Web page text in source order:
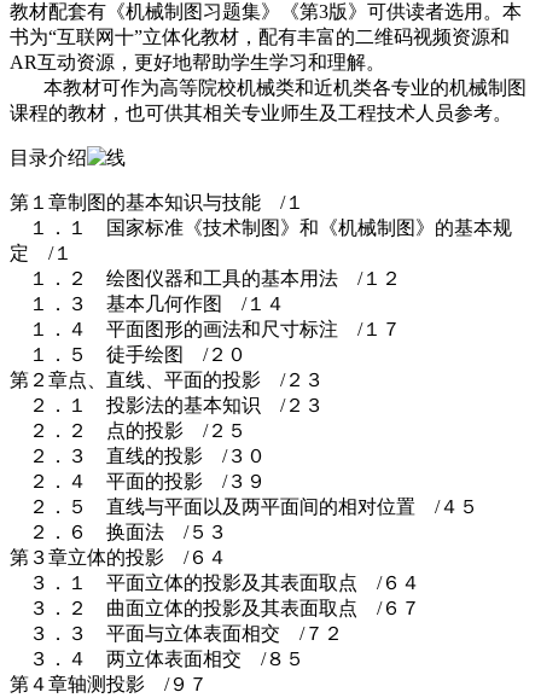
教材配套有《机械制图习题集》《第3版》可供读者选用。本
书为“互联网十”立体化教材，配有丰富的二维码视频资源和
AR互动资源，更好地帮助学生学习和理解。
本教材可作为高等院校机械类和近机类各专业的机械制图
课程的教材，也可供其相关专业师生及工程技术人员参考。
目录介绍
第１章制图的基本知识与技能 /１
１．１ 国家标准《技术制图》和《机械制图》的基本规
定 /１
１．２ 绘图仪器和工具的基本用法 /１２
１．３ 基本几何作图 /１４
１．４ 平面图形的画法和尺寸标注 /１７
１．５ 徒手绘图 /２０
第２章点、直线、平面的投影 /２３
２．１ 投影法的基本知识 /２３
２．２ 点的投影 /２５
２．３ 直线的投影 /３０
２．４ 平面的投影 /３９
２．５ 直线与平面以及两平面间的相对位置 /４５
２．６ 换面法 /５３
第３章立体的投影 /６４
３．１ 平面立体的投影及其表面取点 /６４
３．２ 曲面立体的投影及其表面取点 /６７
３．３ 平面与立体表面相交 /７２
３．４ 两立体表面相交 /８５
第４章轴测投影 /９７